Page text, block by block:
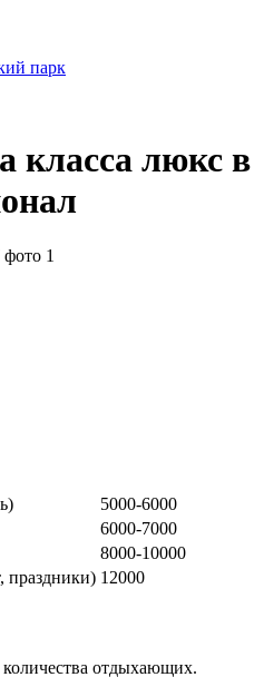
парк
класса люкс в
5000-6000
6000-7000
8000-10000
праздники) 12000
количества отдыхающих.